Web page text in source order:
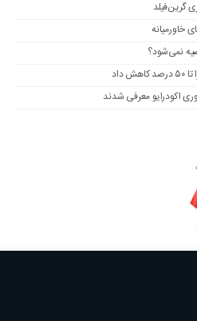
گرین‌فیلد
خاورمیانه
نمی‌شود؟
داد
اکودرایو معرفی شدند